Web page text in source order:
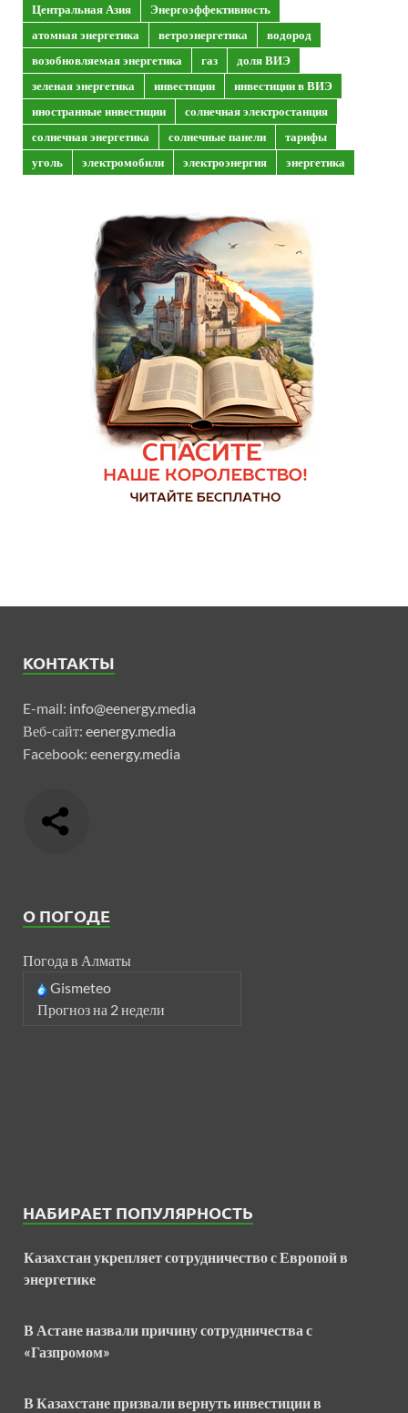
Центральная Азия
Энергоэффективность
атомная энергетика
ветроэнергетика
водород
возобновляемая энергетика
газ
доля ВИЭ
зеленая энергетика
инвестиции
инвестиции в ВИЭ
иностранные инвестиции
солнечная электростанция
солнечная энергетика
солнечные панели
тарифы
уголь
электромобили электроэнергия энергетика
КОНТАКТЫ
E-mail: info@eenergy.media
Веб-сайт: eenergy.media
Facebook: eenergy.media
О ПОГОДЕ
Погода в Алматы
Gismeteo
Прогноз на 2 недели
НАБИРАЕТ ПОПУЛЯРНОСТЬ
Казахстан укрепляет сотрудничество с Европой в
энергетике
В Астане назвали причину сотрудничества с
«Газпромом»
В Казахстане призвали вернуть инвестиции в